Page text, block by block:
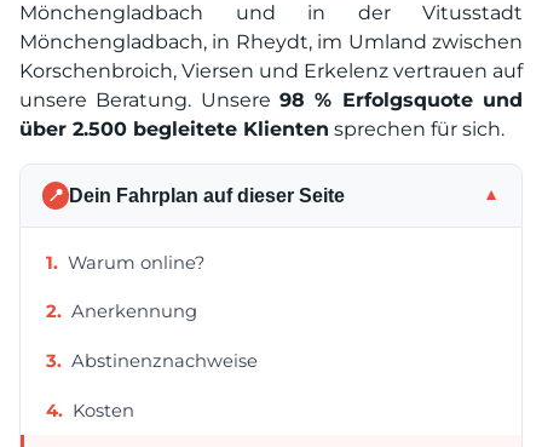
Mönchengladbach und in der Vitusstadt
Mönchengladbach, in Rheydt, im Umland zwischen
Korschenbroich, Viersen und Erkelenz vertrauen auf
unsere Beratung. Unsere 98 % Erfolgsquote und
über 2.500 begleitete Klienten sprechen für sich.
📍 Dein Fahrplan auf dieser Seite ▼
Warum online?
Anerkennung
Abstinenznachweise
Kosten